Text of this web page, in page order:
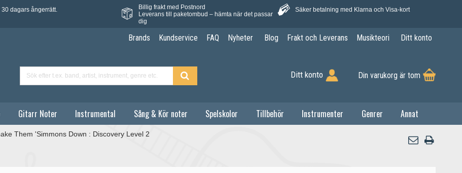
30 dagars ångerrätt.
Billig frakt med Postnord
Leverans till paketombud – hämta när det passar
dig
Säker betalning med Klarna och Visa-kort
Brands Kundservice FAQ Nyheter Blog Frakt och Leverans Musikteori Ditt konto
Ditt konto Din varukorg är tom
Gitarr Noter Instrumental Sång & Kör noter Spelskolor Tillbehör Instrumenter Genrer Annat
Them 'Simmons Down : Discovery Level 2